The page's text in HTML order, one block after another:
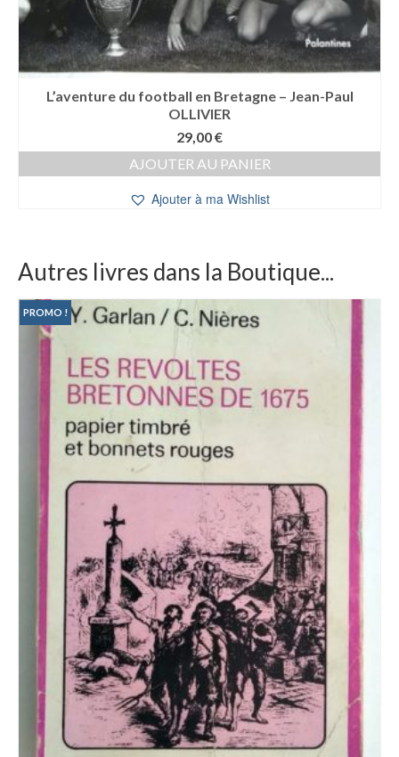
L’aventure du football en Bretagne – Jean-Paul
OLLIVIER
29,00€
AJOUTER AU PANIER
Ajouter à ma Wishlist
Autres livres dans la Boutique...
PROMO !